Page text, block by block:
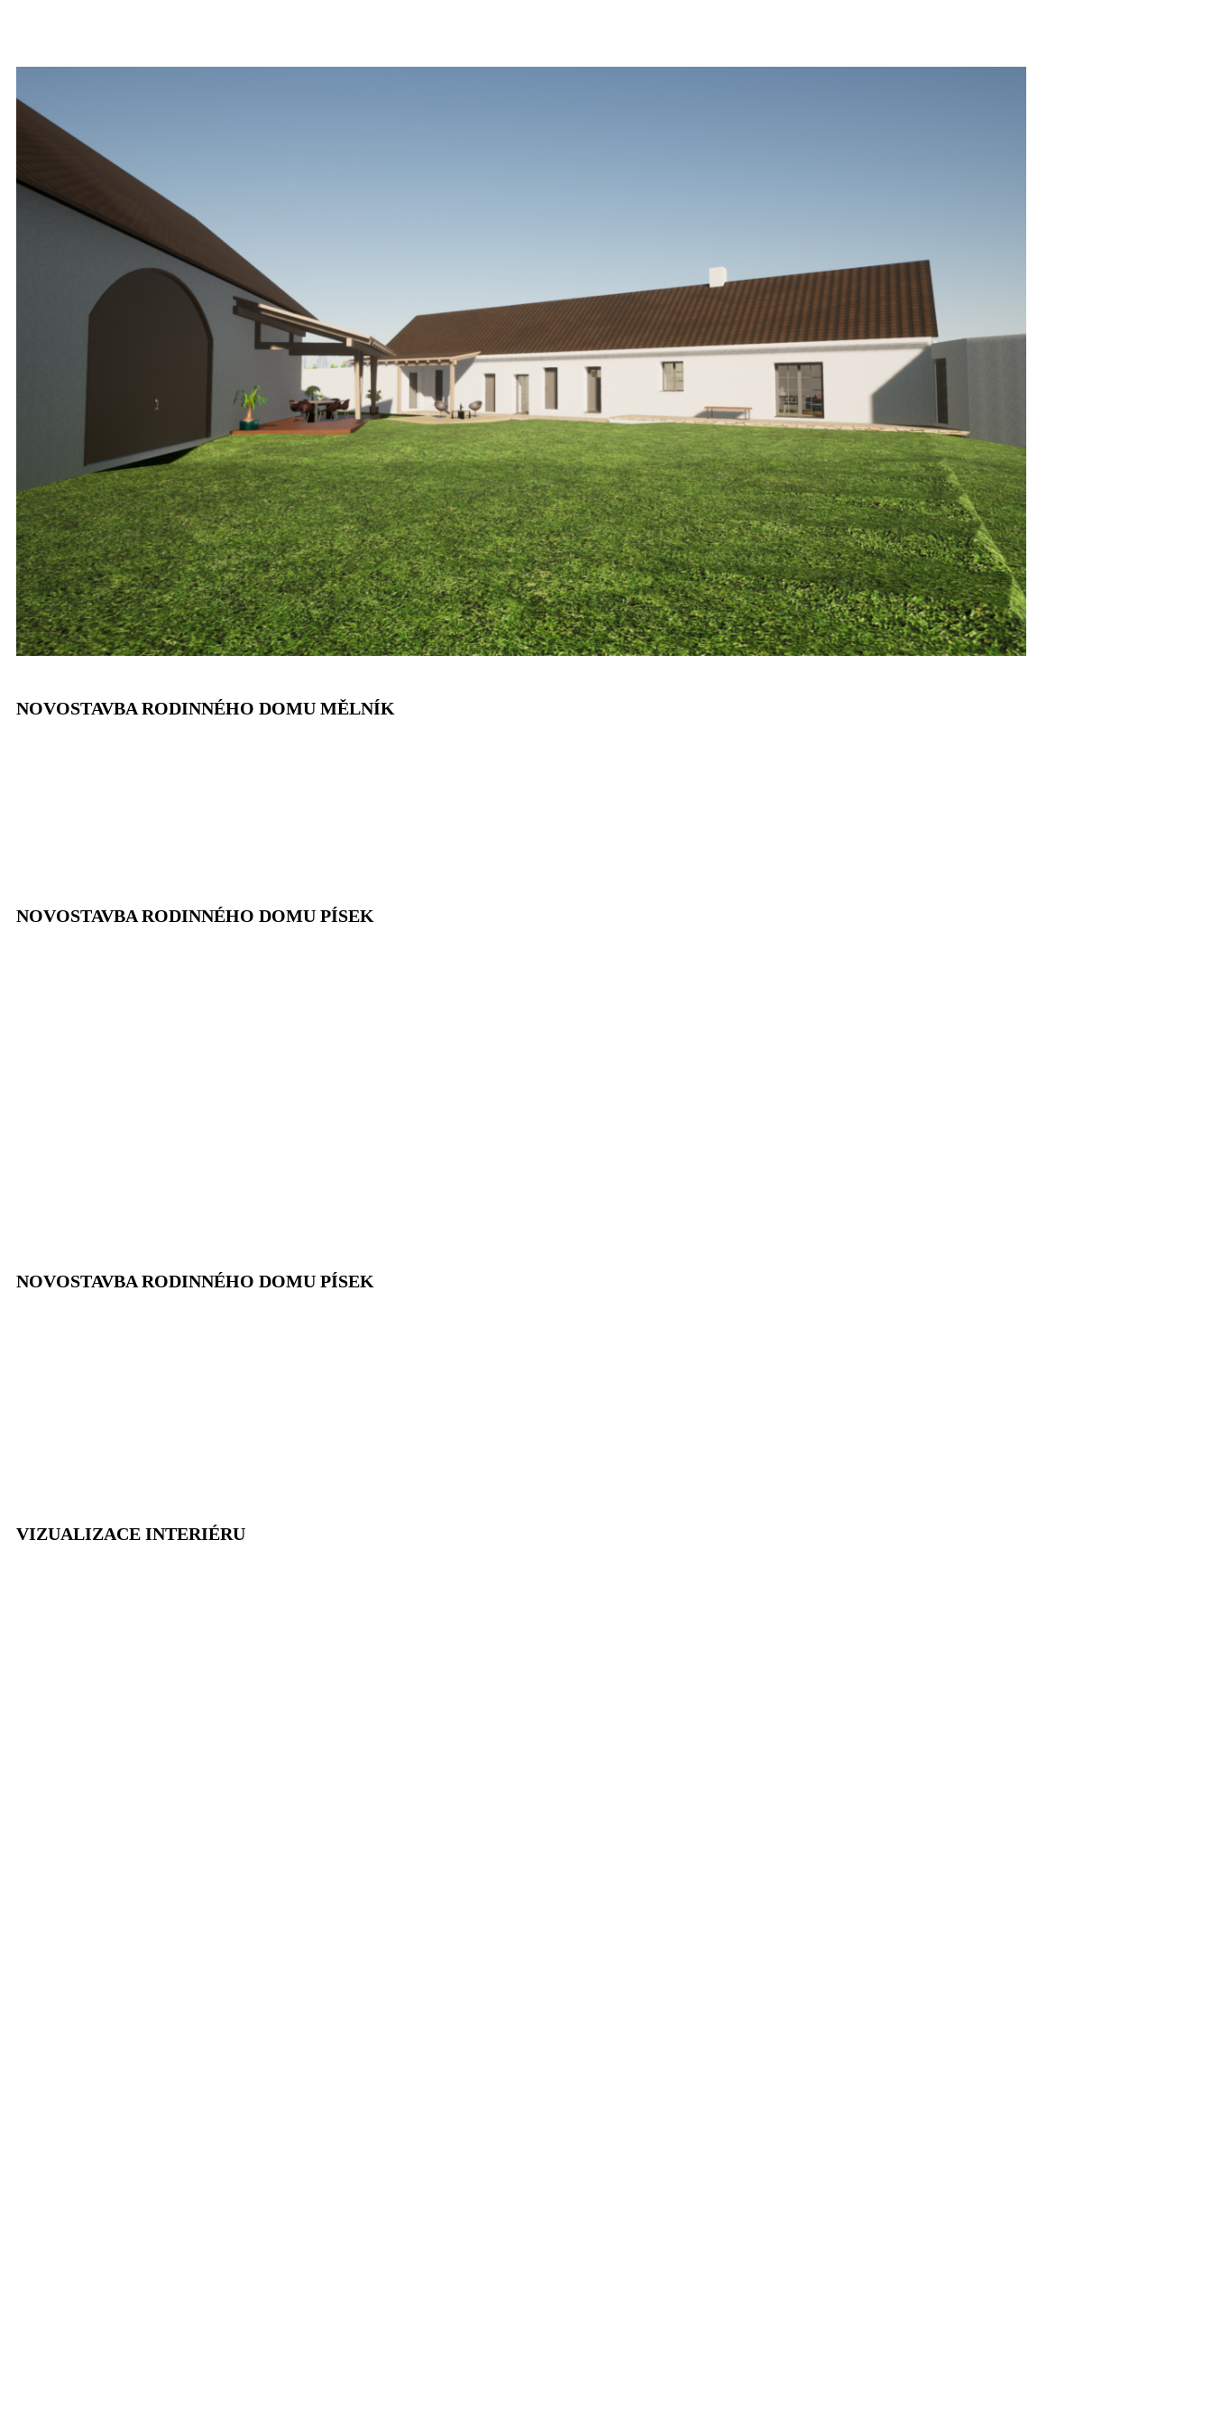
NOVOSTAVBA RODINNÉHO DOMU MĚLNÍK
NOVOSTAVBA RODINNÉHO DOMU PÍSEK
NOVOSTAVBA RODINNÉHO DOMU PÍSEK
VIZUALIZACE INTERIÉRU